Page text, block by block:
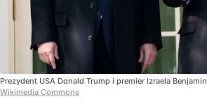
Prezydent USA Donald Trump i premier Izraela
Wikimedia Commons